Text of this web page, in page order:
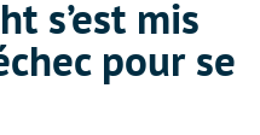
s’est mis
pour se